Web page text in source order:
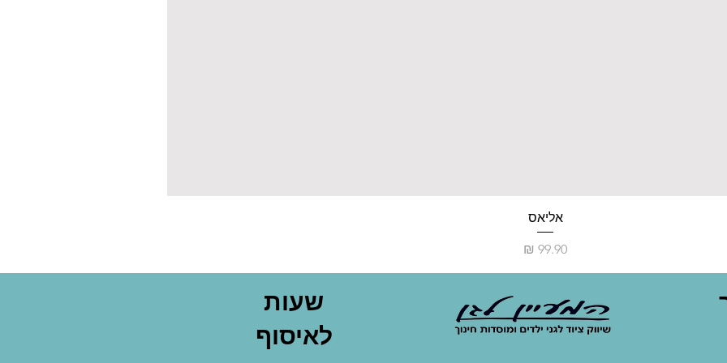
אליאס
מחיר
שעות
לאיסוף